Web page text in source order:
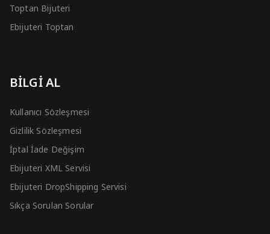
Toptan Bijuteri
Ebijuteri Toptan
BİLGİ AL
Kullanıcı Sözleşmesi
Gizlilik Sözleşmesi
İptal İade Değişim
Ebijuteri XML Servisi
Ebijuteri DropShipping Servisi
Sıkça Sorulan Sorular